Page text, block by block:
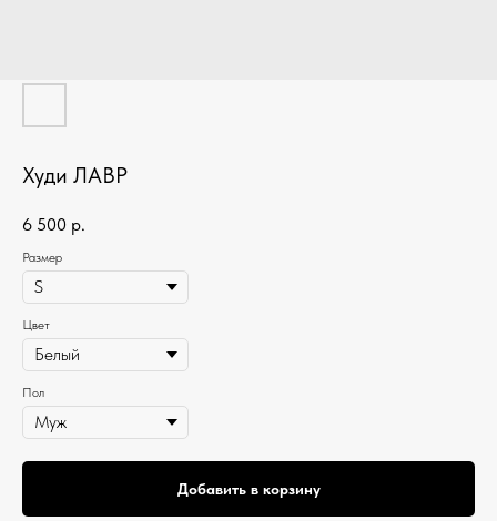
Худи ЛАВР
6 500 р.
Размер
Цвет
Пол
Добавить в корзину